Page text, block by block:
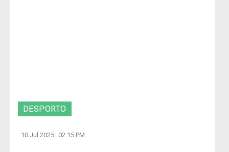
DESPORTO
10 Jul 2025 02:15 PM